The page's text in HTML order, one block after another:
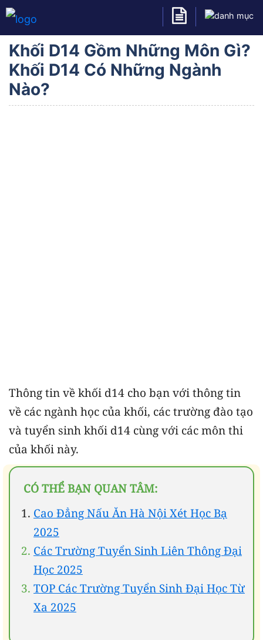
Khối D14 Gồm Những Môn Gì?
Khối D14 Có Những Ngành
Nào?
Thông tin về khối d14 cho bạn với thông tin
về các ngành học của khối, các trường đào tạo
và tuyển sinh khối d14 cùng với các môn thi
của khối này.
CÓ THỂ BẠN QUAN TÂM:
Cao Đẳng Nấu Ăn Hà Nội Xét Học Bạ
2025
Các Trường Tuyển Sinh Liên Thông Đại
Học 2025
TOP Các Trường Tuyển Sinh Đại Học Từ
Xa 2025